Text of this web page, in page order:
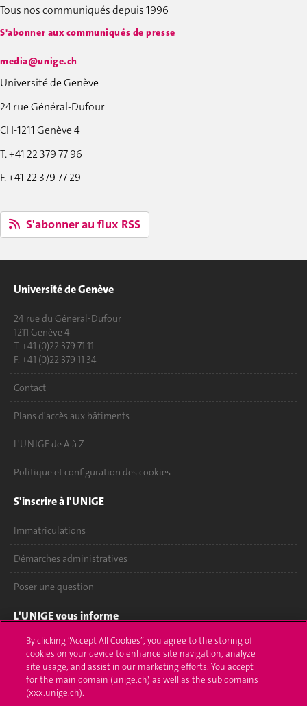
Tous nos communiqués depuis 1996
S'abonner aux communiqués de presse
media@unige.ch
Université de Genève
24 rue Général-Dufour
CH-1211 Genève 4
T. +41 22 379 77 96
F. +41 22 379 77 29
S'abonner au flux RSS
Université de Genève
24 rue du Général-Dufour
1211 Genève 4
T. +41 (0)22 379 71 11
F. +41 (0)22 379 11 34
Contact
Plans d'accès aux bâtiments
L'UNIGE de A à Z
Politique et configuration des cookies
S'inscrire à l'UNIGE
Immatriculations
Démarches administratives
Poser une question
L'UNIGE vous informe
UNIGE Mobile
Médias
Offres d'emploi
By clicking “Accept All Cookies”, you agree to the storing of
cookies on your device to enhance site navigation, analyze
site usage, and assist in our marketing efforts. You accept
for the main domain (unige.ch) as well as the sub domains
(xxx.unige.ch).